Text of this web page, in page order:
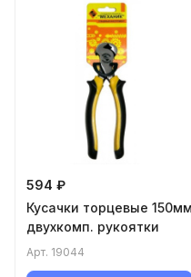
594 ₽
Кусачки торцевые 150мм
двухкомп. рукоятки
Арт. 19044